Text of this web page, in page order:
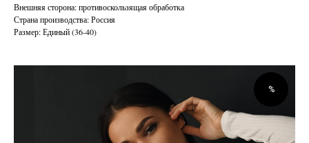
Внешняя сторона: противоскользящая обработка
Страна производства: Россия
Размер: Единый (36-40)
%